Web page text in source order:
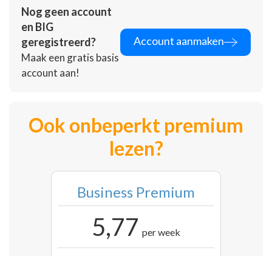
Nog geen account
en BIG
geregistreerd?
Maak een gratis basis
account aan!
Account aanmaken
Ook onbeperkt premium
lezen?
Business Premium
5,77 per week